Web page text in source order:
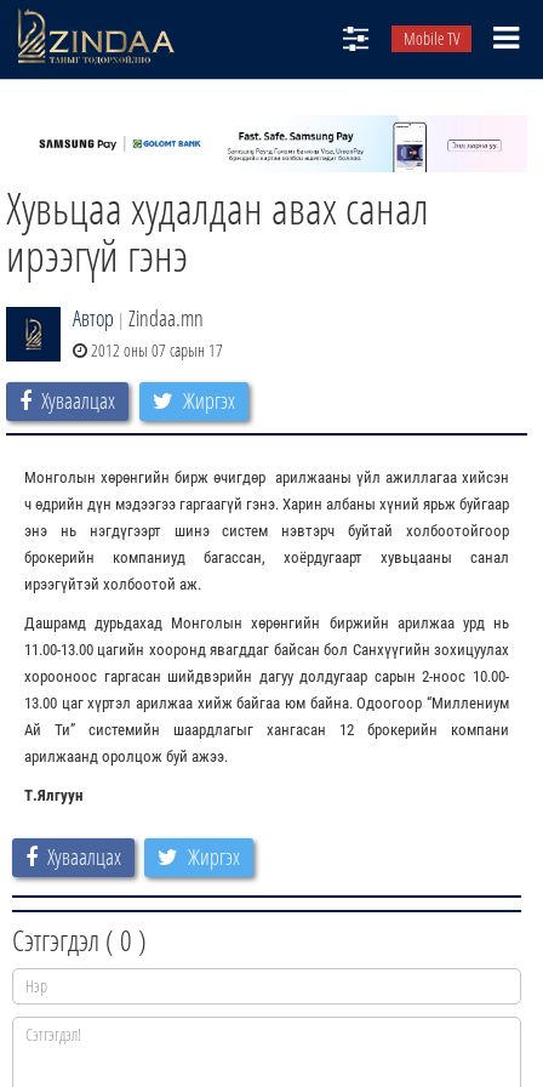
Mobile TV
ТВ8
ӨГЛӨӨНИЙ СОНИН
АУДИО ЗОХИОЛ
ЗИНДАА СЭТГҮҮЛ
Хувьцаа худалдан авах санал
ирээгүй гэнэ
Автор | Zindaa.mn
2012 оны 07 сарын 17
Хуваалцах Жиргэх
Монголын хөрөнгийн бирж өчигдөр арилжааны үйл ажиллагаа хийсэн
ч өдрийн дүн мэдээгээ гаргаагүй гэнэ. Харин албаны хүний ярьж буйгаар
энэ нь нэгдүгээрт шинэ систем нэвтэрч буйтай холбоотойгоор
брокерийн компаниуд багассан, хоёрдугаарт хувьцааны санал
ирээгүйтэй холбоотой аж.
Дашрамд дурьдахад Монголын хөрөнгийн биржийн арилжаа урд нь
11.00-13.00 цагийн хооронд явагддаг байсан бол Санхүүгийн зохицуулах
хорооноос гаргасан шийдвэрийн дагуу долдугаар сарын 2-ноос 10.00-
13.00 цаг хүртэл арилжаа хийж байгаа юм байна. Одоогоор “Миллениум
Ай Ти” системийн шаардлагыг хангасан 12 брокерийн компани
арилжаанд оролцож буй ажээ.
Т.Ялгуун
Хуваалцах Жиргэх
Сэтгэгдэл ( 0 )